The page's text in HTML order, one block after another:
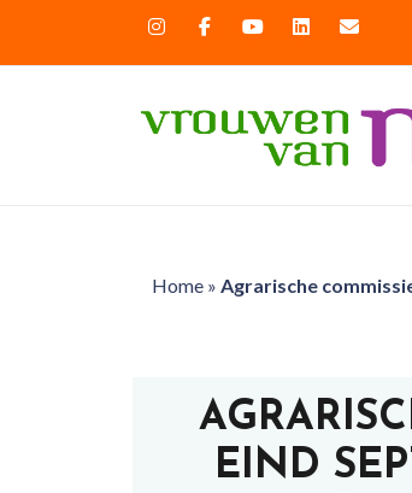
Home» Agrarische
EIND